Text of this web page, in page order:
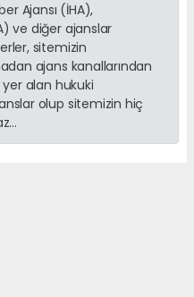
Ajansı (İHA),
ve diğer ajanslar
sitemizin
ajans kanallarından
alan hukuki
olup sitemizin hiç